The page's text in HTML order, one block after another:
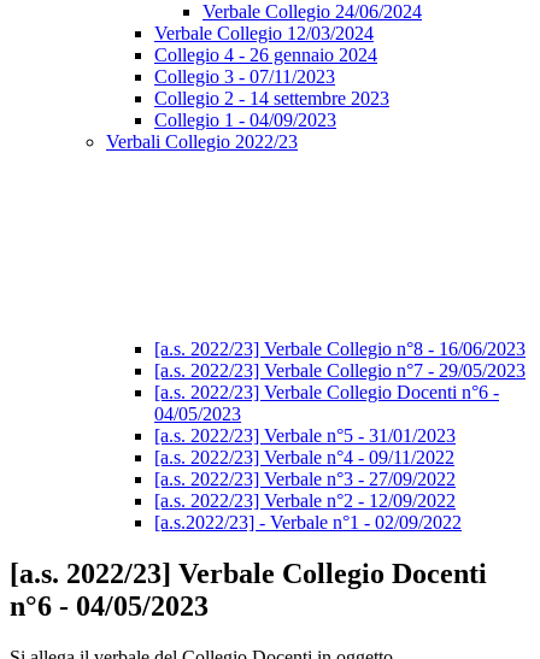
Verbale Collegio 24/06/2024
Verbale Collegio 12/03/2024
Collegio 4 - 26 gennaio 2024
Collegio 3 - 07/11/2023
Collegio 2 - 14 settembre 2023
Collegio 1 - 04/09/2023
Verbali Collegio 2022/23
[a.s. 2022/23] Verbale Collegio n°8 - 16/06/2023
[a.s. 2022/23] Verbale Collegio n°7 - 29/05/2023
[a.s. 2022/23] Verbale Collegio Docenti n°6 -
04/05/2023
[a.s. 2022/23] Verbale n°5 - 31/01/2023
[a.s. 2022/23] Verbale n°4 - 09/11/2022
[a.s. 2022/23] Verbale n°3 - 27/09/2022
[a.s. 2022/23] Verbale n°2 - 12/09/2022
[a.s.2022/23] - Verbale n°1 - 02/09/2022
[a.s. 2022/23] Verbale Collegio Docenti
n°6 - 04/05/2023